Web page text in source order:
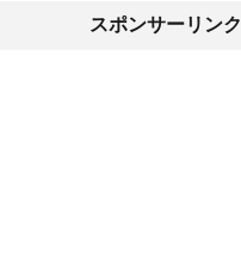
スポンサーリンク